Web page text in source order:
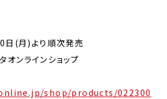
日(月)より順次発売
オンラインショップ
shop/products/022300